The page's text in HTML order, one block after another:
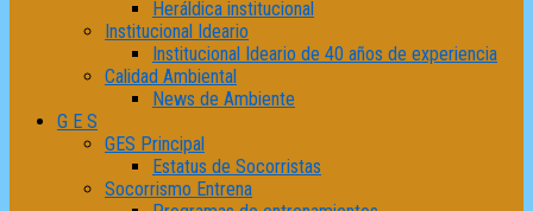
Heráldica institucional
Institucional Ideario
Institucional Ideario de 40 años de experiencia
Calidad Ambiental
News de Ambiente
G E S
GES Principal
Estatus de Socorristas
Socorrismo Entrena